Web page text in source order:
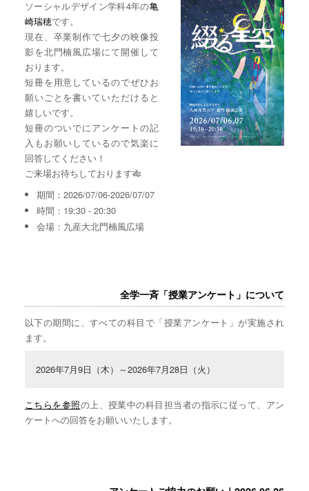
ソーシャルデザイン学科4年の亀
崎瑞穂です。
現在、卒業制作で七夕の映像投
影を北門楠風広場にて開催して
おります。
短冊を用意しているのでぜひお
願いごとを書いていただけると
嬉しいです。
短冊のついでにアンケートの記
入もお願いしているので気楽に
回答してください！
ご来場お待ちしております🎋
期間：2026/07/06-2026/07/07
時間：19:30 - 20:30
会場：九産大北門楠風広場
全学一斉「授業アンケート」について
以下の期間に、すべての科目で「授業アンケート」が実施され
ます。
2026年7月9日（木）～2026年7月28日（火）
こちらを参照の上、授業中の科目担当者の指示に従って、アン
ケートへの回答をお願いいたします。